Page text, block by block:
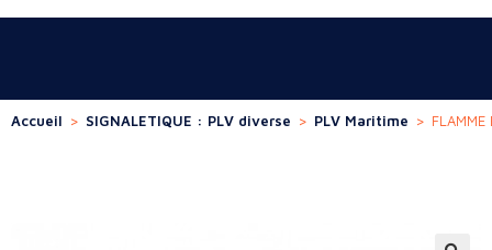
Accueil > SIGNALETIQUE : PLV diverse > PLV Maritime > FLAMME